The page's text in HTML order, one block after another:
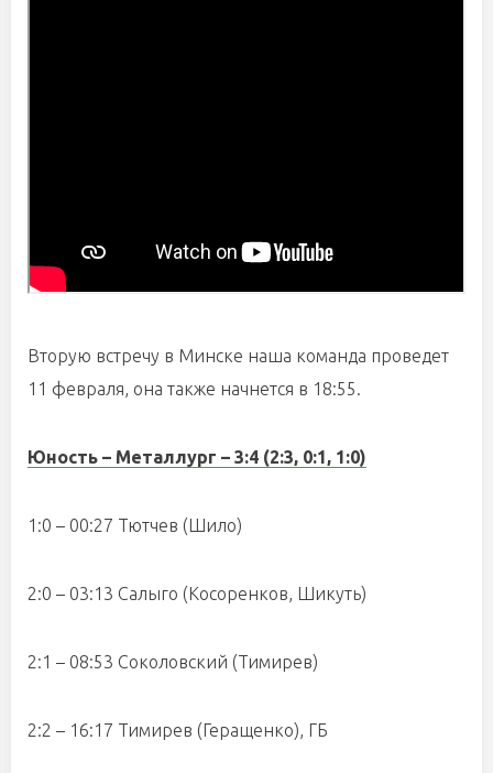
Вторую встречу в Минске наша команда проведет
11 февраля, она также начнется в 18:55.
Юность – Металлург – 3:4 (2:3, 0:1, 1:0)
1:0 – 00:27 Тютчев (Шило)
2:0 – 03:13 Салыго (Косоренков, Шикуть)
2:1 – 08:53 Соколовский (Тимирев)
2:2 – 16:17 Тимирев (Геращенко), ГБ